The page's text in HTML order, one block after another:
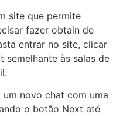
site que permite
fazer obtain de
entrar no site, clicar
semelhante às salas de
novo chat com uma
o botão Next até